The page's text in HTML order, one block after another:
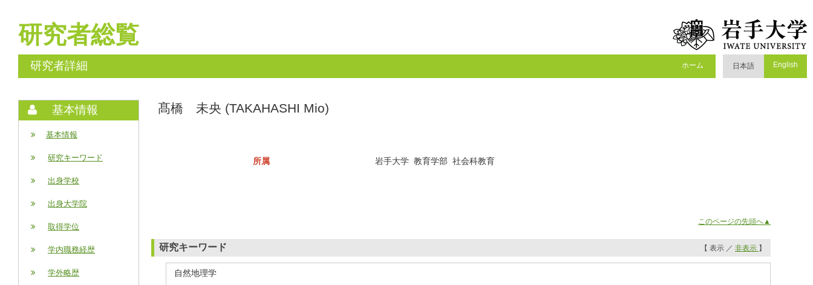
研究者総覧
研究者詳細 ホーム 日本語 English
基本情報
基本情報
研究キーワード
出身学校
出身大学院
取得学位
学内職務経歴
学外略歴
髙橋 未央 (TAKAHASHI Mio)
所属 岩手大学 教育学部 社会科教育
このページの先頭へ▲
研究キーワード 【 表示 ／ 非表示 】
自然地理学